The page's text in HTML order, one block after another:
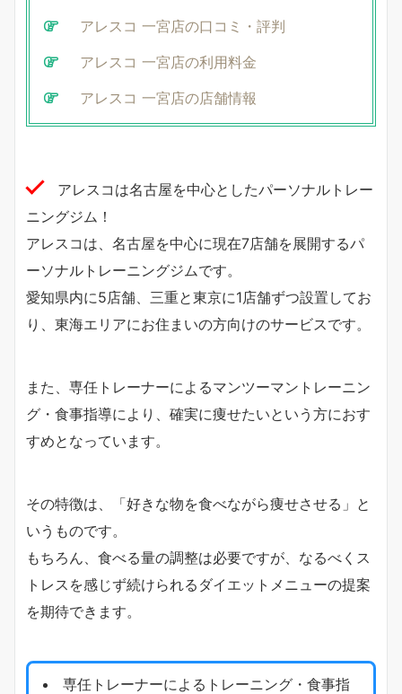
アレスコ 一宮店の口コミ・評判
アレスコ 一宮店の利用料金
アレスコ 一宮店の店舗情報
アレスコは名古屋を中心としたパーソナルトレー
ニングジム！
アレスコは、名古屋を中心に現在7店舗を展開するパ
ーソナルトレーニングジムです。
愛知県内に5店舗、三重と東京に1店舗ずつ設置してお
り、東海エリアにお住まいの方向けのサービスです。
また、専任トレーナーによるマンツーマントレーニン
グ・食事指導により、確実に痩せたいという方におす
すめとなっています。
その特徴は、「好きな物を食べながら痩せさせる」と
いうものです。
もちろん、食べる量の調整は必要ですが、なるべくス
トレスを感じず続けられるダイエットメニューの提案
を期待できます。
専任トレーナーによるトレーニング・食事指